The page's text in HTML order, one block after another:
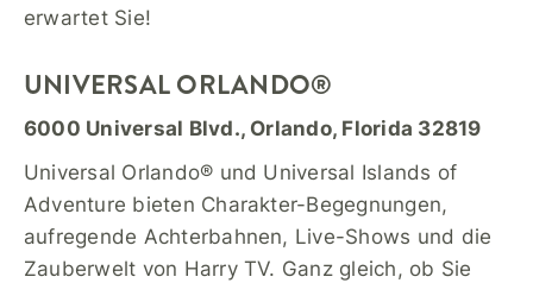
erwartet Sie!
UNIVERSAL ORLANDO®
6000 Universal Blvd., Orlando, Florida 32819
Universal Orlando® und Universal Islands of
Adventure bieten Charakter-Begegnungen,
aufregende Achterbahnen, Live-Shows und die
Zauberwelt von Harry TV. Ganz gleich, ob Sie